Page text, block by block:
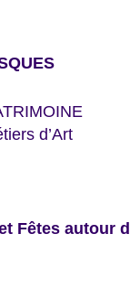
d’Art
Fêtes autour